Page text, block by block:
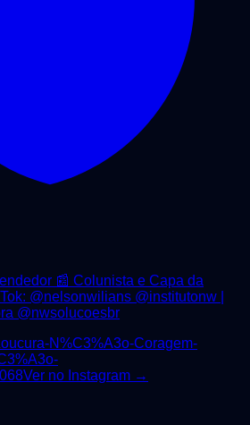
📰 Colunista e Capa da
@nelsonwilians @institutonw |
@nwsolucoesbr
N%C3%A3o-Coragem-
Ver no Instagram →